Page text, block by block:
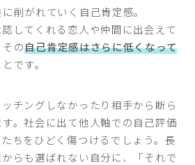
削がれていく自己肯定感。
してくれる恋人や仲間に出会えて
その自己肯定感はさらに低くなって
です。
チングしなかったり相手から断ら
。社会に出て他人軸での自己評価
ちをひどく傷つけるでしょう。長
らも選ばれない自分に、「それで